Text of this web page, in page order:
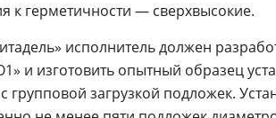
к герметичности — сверхвысокие.
исполнитель должен
и изготовить опытный образец
групповой загрузкой подложек.